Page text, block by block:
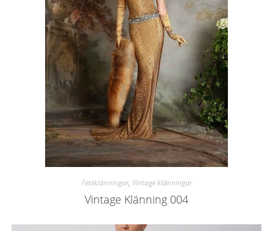
Festklänningar, Vintage klänningar
Vintage Klänning 004